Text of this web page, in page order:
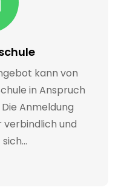
kann von
in Anspruch
Anmeldung
verbindlich und